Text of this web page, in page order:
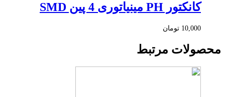
کانکتور PH مینیاتوری 4 پین SMD
10,000 تومان
محصولات مرتبط